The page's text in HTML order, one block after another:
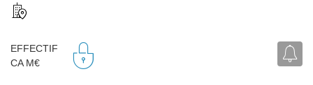
EFFECTIF
CA M€